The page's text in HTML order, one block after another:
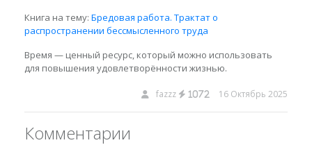
Книга на тему: Бредовая работа. Трактат о
распространении бессмысленного труда
Время — ценный ресурс, который можно использовать
для повышения удовлетворённости жизнью.
fazzz 1072 16 Октябрь 2025
Комментарии